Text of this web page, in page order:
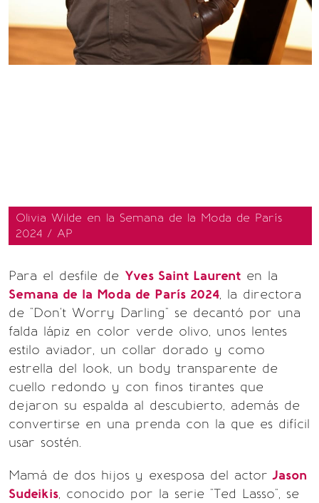
Olivia Wilde en la Semana de la Moda de París
2024 / AP
Para el desfile de Yves Saint Laurent en la
Semana de la Moda de París 2024, la directora
de "Don't Worry Darling" se decantó por una
falda lápiz en color verde olivo, unos lentes
estilo aviador, un collar dorado y como
estrella del look, un body transparente de
cuello redondo y con finos tirantes que
dejaron su espalda al descubierto, además de
convertirse en una prenda con la que es difícil
usar sostén.
Mamá de dos hijos y exesposa del actor Jason
Sudeikis, conocido por la serie "Ted Lasso", se